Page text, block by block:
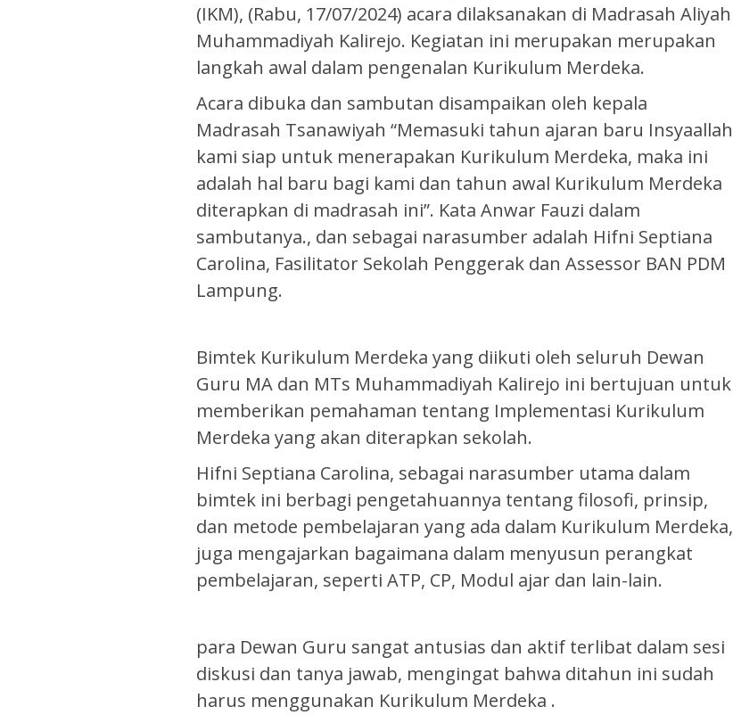
(IKM), (Rabu, 17/07/2024) acara dilaksanakan di Madrasah Aliyah
Muhammadiyah Kalirejo. Kegiatan ini merupakan merupakan
langkah awal dalam pengenalan Kurikulum Merdeka.
Acara dibuka dan sambutan disampaikan oleh kepala
Madrasah Tsanawiyah “Memasuki tahun ajaran baru Insyaallah
kami siap untuk menerapakan Kurikulum Merdeka, maka ini
adalah hal baru bagi kami dan tahun awal Kurikulum Merdeka
diterapkan di madrasah ini”. Kata Anwar Fauzi dalam
sambutanya., dan sebagai narasumber adalah Hifni Septiana
Carolina, Fasilitator Sekolah Penggerak dan Assessor BAN PDM
Lampung.
Bimtek Kurikulum Merdeka yang diikuti oleh seluruh Dewan
Guru MA dan MTs Muhammadiyah Kalirejo ini bertujuan untuk
memberikan pemahaman tentang Implementasi Kurikulum
Merdeka yang akan diterapkan sekolah.
Hifni Septiana Carolina, sebagai narasumber utama dalam
bimtek ini berbagi pengetahuannya tentang filosofi, prinsip,
dan metode pembelajaran yang ada dalam Kurikulum Merdeka,
juga mengajarkan bagaimana dalam menyusun perangkat
pembelajaran, seperti ATP, CP, Modul ajar dan lain-lain.
para Dewan Guru sangat antusias dan aktif terlibat dalam sesi
diskusi dan tanya jawab, mengingat bahwa ditahun ini sudah
harus menggunakan Kurikulum Merdeka .